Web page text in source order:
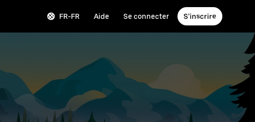
FR-FR Aide Se connecter S'inscrire